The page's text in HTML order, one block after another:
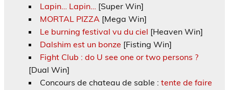
Lapin… Lapin…
[Super Win]
MORTAL PIZZA [Mega Win]
Le burning festival vu du ciel [Heaven Win]
Dalshim est un bonze [Fisting Win]
Fight Club : do U see one or two persons ?
[Dual Win]
Concours de chateau de sable : tente de faire